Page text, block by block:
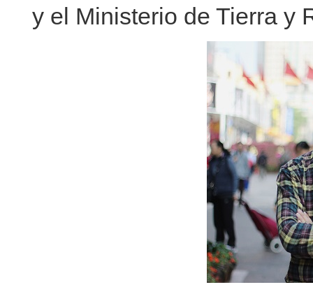
y el Ministerio de Tierra y